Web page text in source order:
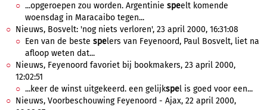
...opgeroepen zou worden. Argentinie speelt komende
woensdag in Maracaibo tegen...
Nieuws, Bosvelt: 'nog niets verloren', 23 april 2000, 16:31:08
Een van de beste spelers van Feyenoord, Paul Bosvelt, liet na
afloop weten dat...
Nieuws, Feyenoord favoriet bij bookmakers, 23 april 2000,
12:02:51
...keer de winst uitgekeerd. een gelijkspel is goed voor een...
Nieuws, Voorbeschouwing Feyenoord - Ajax, 22 april 2000,